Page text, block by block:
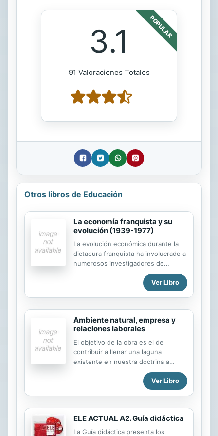
POPULAR
3.1
91 Valoraciones Totales
Otros libros de Educación
La economía franquista y su
evolución (1939-1977)
La evolución económica durante la
dictadura franquista ha involucrado a
numerosos investigadores de
diferentes disciplinas científicas,
aunque las que más han proliferado
con sus trabajos han sido la
olvidar la ciencia política, la sociología
y el periodismo. Aunque pudiera
parecer, a primera vista, que incluir
los análisis económicos del principal
partido de la oposición franquista, el
Partido Comunista de España,
teóricas e ideológicas muy
diferentes, la lectura detenida y
Ver Libro
Ambiente natural, empresa y
relaciones laborales
El objetivo de la obra es el de
contribuir a llenar una laguna
existente en nuestra doctrina a
través del tratamiento multidisciplinar
del ambiente natural en el ámbito de
la empresa, con especial
relaciones laborales. Este enfoque
multidisciplinar de la obra se hace
desde un punto de vista
Ver Libro
ELE ACTUAL A2. Guía didáctica
La Guía didáctica presenta los